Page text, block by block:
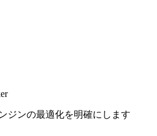
ジンの最適化を明確にします